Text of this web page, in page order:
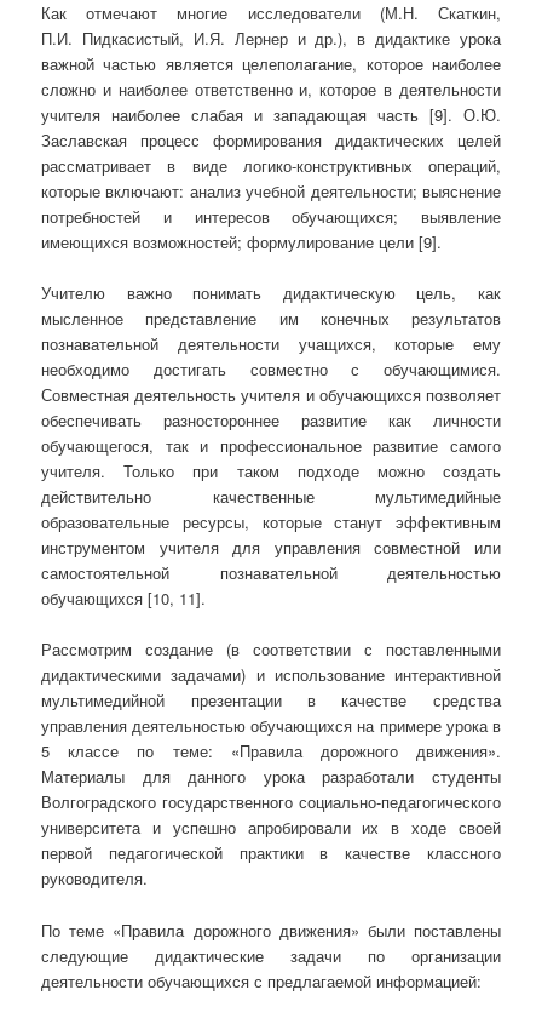
Как отмечают многие исследователи (М.Н. Скаткин,
П.И. Пидкасистый, И.Я. Лернер и др.), в дидактике урока
важной частью является целеполагание, которое наиболее
сложно и наиболее ответственно и, которое в деятельности
учителя наиболее слабая и западающая часть [9]. О.Ю.
Заславская процесс формирования дидактических целей
рассматривает в виде логико-конструктивных операций,
которые включают: анализ учебной деятельности; выяснение
потребностей и интересов обучающихся; выявление
имеющихся возможностей; формулирование цели [9].
Учителю важно понимать дидактическую цель, как
мысленное представление им конечных результатов
познавательной деятельности учащихся, которые ему
необходимо достигать совместно с обучающимися.
Совместная деятельность учителя и обучающихся позволяет
обеспечивать разностороннее развитие как личности
обучающегося, так и профессиональное развитие самого
учителя. Только при таком подходе можно создать
действительно качественные мультимедийные
образовательные ресурсы, которые станут эффективным
инструментом учителя для управления совместной или
самостоятельной познавательной деятельностью
обучающихся [10, 11].
Рассмотрим создание (в соответствии с поставленными
дидактическими задачами) и использование интерактивной
мультимедийной презентации в качестве средства
управления деятельностью обучающихся на примере урока в
5 классе по теме: «Правила дорожного движения».
Материалы для данного урока разработали студенты
Волгоградского государственного социально-педагогического
университета и успешно апробировали их в ходе своей
первой педагогической практики в качестве классного
руководителя.
По теме «Правила дорожного движения» были поставлены
следующие дидактические задачи по организации
деятельности обучающихся с предлагаемой информацией: